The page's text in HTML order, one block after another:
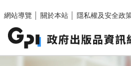
網站導覽
關於本站 隱私權及安全政